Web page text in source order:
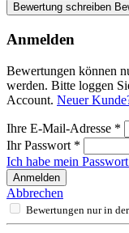
Bewertung schreiben
Anmelden
Bewertungen können
werden. Bitte loggen
Account. Neuer
Ihre E-Mail-Adresse *
Ihr Passwort *
Ich habe mein
Anmelden
Abbrechen
Bewertungen nur in